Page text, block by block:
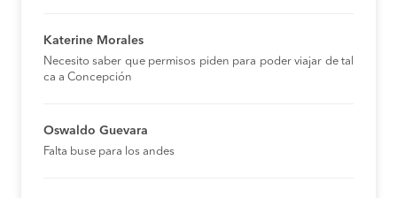
Katerine Morales
Necesito saber que permisos piden para poder viajar de tal
ca a Concepción
Oswaldo Guevara
Falta buse para los andes